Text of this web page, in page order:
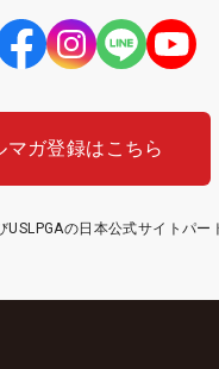
マガ登録はこちら
の日本公式サイトパー